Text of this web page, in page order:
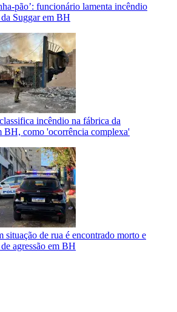
pão’: funcionário lamenta incêndio
Suggar em BH
incêndio na fábrica da
BH, como 'ocorrência complexa'
situação de rua é encontrado morto e
agressão em BH